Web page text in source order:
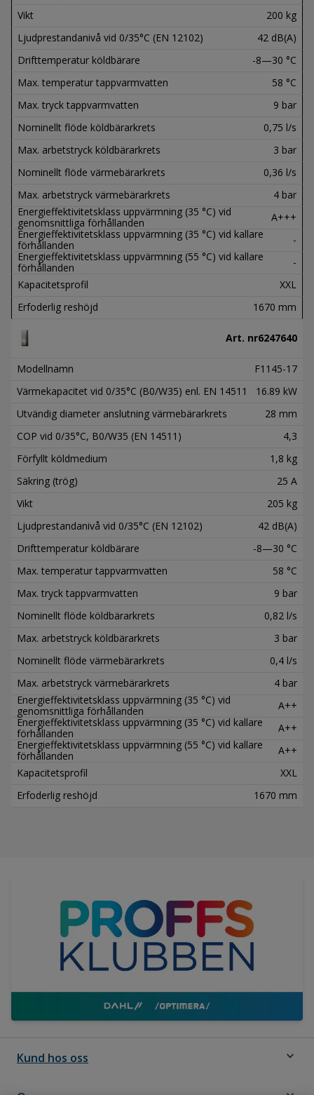
Vikt
200 kg
Ljudprestandanivå vid 0/35°C (EN 12102)
42 dB(A)
Drifttemperatur köldbärare
-8—30 °C
Max. temperatur tappvarmvatten
58 °C
Max. tryck tappvarmvatten
9 bar
Nominellt flöde köldbärarkrets
0,75 l/s
Max. arbetstryck köldbärarkrets
3 bar
Nominellt flöde värmebärarkrets
0,36 l/s
Max. arbetstryck värmebärarkrets
4 bar
Energieffektivitetsklass uppvärmning (35 °C) vid
genomsnittliga förhållanden
A+++
Energieffektivitetsklass uppvärmning (35 °C) vid kallare
förhållanden
-
Energieffektivitetsklass uppvärmning (55 °C) vid kallare
förhållanden
-
Kapacitetsprofil
XXL
Erfoderlig reshöjd
1670 mm
Art. nr6247640
Modellnamn
F1145-17
Värmekapacitet vid 0/35°C (B0/W35) enl. EN 14511
16.89 kW
Utvändig diameter anslutning värmebärarkrets
28 mm
COP vid 0/35°C, B0/W35 (EN 14511)
4,3
Förfyllt köldmedium
1,8 kg
Säkring (trög)
25 A
Vikt
205 kg
Ljudprestandanivå vid 0/35°C (EN 12102)
42 dB(A)
Drifttemperatur köldbärare
-8—30 °C
Max. temperatur tappvarmvatten
58 °C
Max. tryck tappvarmvatten
9 bar
Nominellt flöde köldbärarkrets
0,82 l/s
Max. arbetstryck köldbärarkrets
3 bar
Nominellt flöde värmebärarkrets
0,4 l/s
Max. arbetstryck värmebärarkrets
4 bar
Energieffektivitetsklass uppvärmning (35 °C) vid
genomsnittliga förhållanden
A++
Energieffektivitetsklass uppvärmning (35 °C) vid kallare
förhållanden
A++
Energieffektivitetsklass uppvärmning (55 °C) vid kallare
förhållanden
A++
Kapacitetsprofil
XXL
Erfoderlig reshöjd
1670 mm
Kund hos oss expand_more